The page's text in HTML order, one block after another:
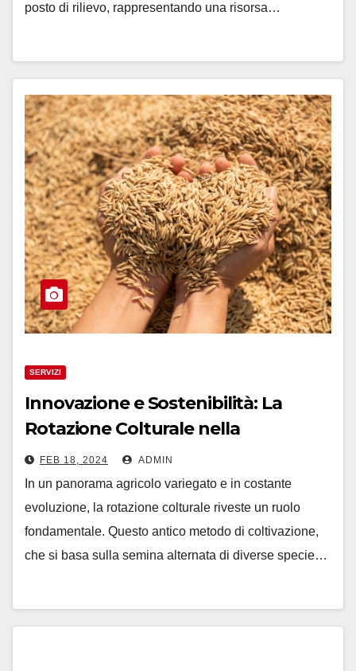
posto di rilievo, rappresentando una risorsa…
SERVIZI
Innovazione e Sostenibilità: La
Rotazione Colturale nella
Produzione di Cereali Zootecnici
FEB 18, 2024 ADMIN
In un panorama agricolo variegato e in costante
evoluzione, la rotazione colturale riveste un ruolo
fondamentale. Questo antico metodo di coltivazione,
che si basa sulla semina alternata di diverse specie…